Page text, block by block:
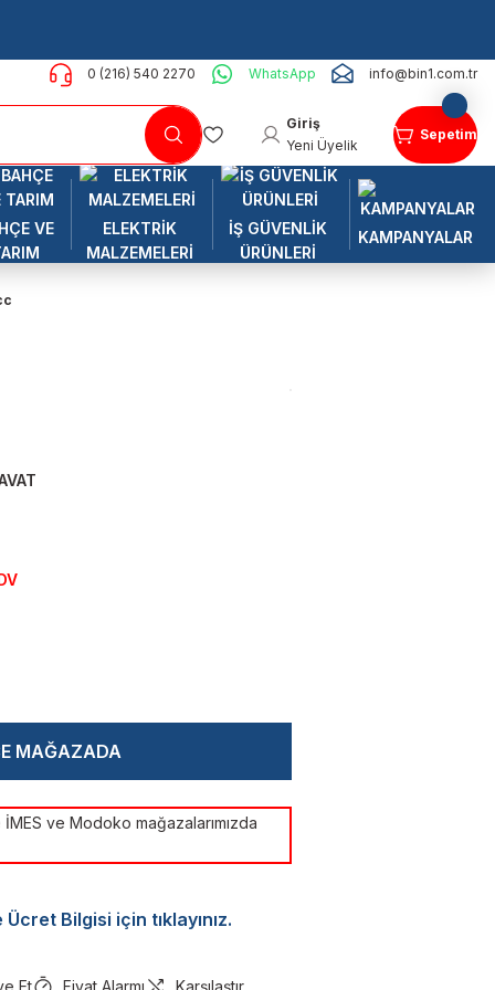
0 (216) 540 2270 WhatsApp info@bin1.com.tr
Giriş
Yeni Üyelik
Sepetim
VE
ELEKTRİK
MALZEMELERİ
İŞ GÜVENLİK
ÜRÜNLERİ
KAMPANYALAR
MAĞAZADA
ve Modoko mağazalarımızda
Bilgisi için tıklayınız.
Et Fiyat Alarmı Karşılaştır